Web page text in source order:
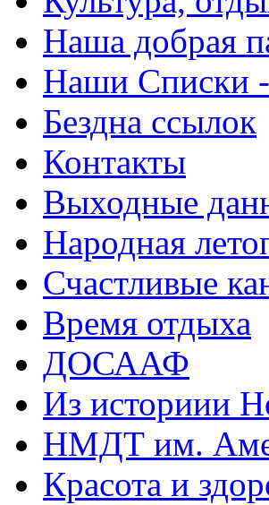
Наша добрая
Наши Списки
Бездна ссылок
Контакты
Выходные
Народная
Счастливые
Время отдыха
ДОСААФ
Из историии
НМДТ им.
Красота и